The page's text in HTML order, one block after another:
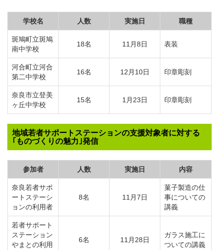
学校名 人数 実施日 職種
斑鳩町立斑鳩
南中学校
18名 11月8日 表装
河合町立河合
第二中学校
16名 12月10日 印章彫刻
奈良市立登美
ヶ丘中学校
15名 1月23日 印章彫刻
地域若者サポートステーションの支援対象者に対する
｢ものづくりの魅力｣発信
参加者 人数 実施日 内容
奈良若者サポ
ートステーシ
ョンの利用者
8名 11月7日
菓子製造の仕
事についての
講義
若者サポート
ステーション
やまとの利用
6名 11月28日
ガラス施工に
ついての講義